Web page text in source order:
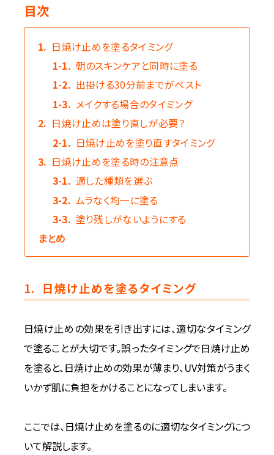
目次
1. 日焼け止めを塗るタイミング
1-1. 朝のスキンケアと同時に塗る
1-2. 出掛ける30分前までがベスト
1-3. メイクする場合のタイミング
2. 日焼け止めは塗り直しが必要？
2-1. 日焼け止めを塗り直すタイミング
3. 日焼け止めを塗る時の注意点
3-1. 適した種類を選ぶ
3-2. ムラなく均一に塗る
3-3. 塗り残しがないようにする
まとめ
1. 日焼け止めを塗るタイミング
日焼け止めの効果を引き出すには、適切なタイミング
で塗ることが大切です。誤ったタイミングで日焼け止め
を塗ると、日焼け止めの効果が薄まり、UV対策がうまく
いかず肌に負担をかけることになってしまいます。
ここでは、日焼け止めを塗るのに適切なタイミングにつ
いて解説します。